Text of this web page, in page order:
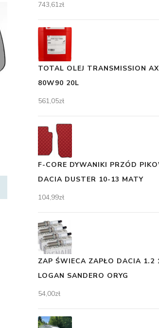
743,61zł
TOTAL OLEJ TRANSMISSION
80W90 20L
561,05zł
F-CORE DYWANIKI PRZÓD
DACIA DUSTER 10-13 MATY
104,99zł
ZAP ŚWIECA ZAPŁO DACIA 1.2
LOGAN SANDERO ORYG
54,00zł